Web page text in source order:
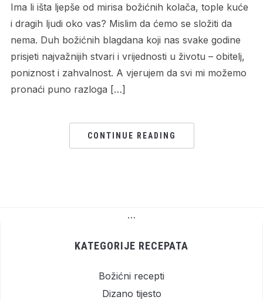
Ima li išta ljepše od mirisa božićnih kolača, tople kuće
i dragih ljudi oko vas? Mislim da ćemo se složiti da
nema. Duh božićnih blagdana koji nas svake godine
prisjeti najvažnijih stvari i vrijednosti u životu – obitelj,
poniznost i zahvalnost. A vjerujem da svi mi možemo
pronaći puno razloga […]
CONTINUE READING
…
KATEGORIJE RECEPATA
Božićni recepti
Dizano tijesto